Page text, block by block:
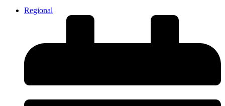
Regional